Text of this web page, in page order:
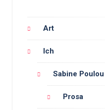
Art
Ich
Sabine Poulou
Prosa